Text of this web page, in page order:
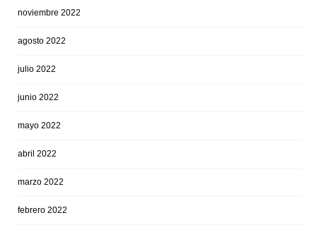
noviembre 2022
agosto 2022
julio 2022
junio 2022
mayo 2022
abril 2022
marzo 2022
febrero 2022